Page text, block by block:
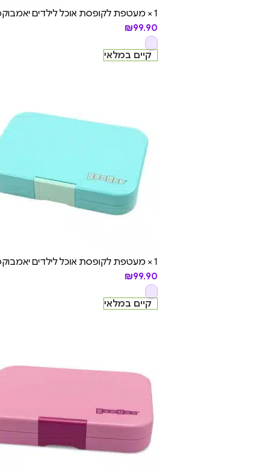
1 × מעטפת לקופסת אוכל לילדים יאמבוקס טאפאס – (רק החלק החיצוני) - Bali Aqua
₪99.90
קיים במלאי
1 × מעטפת לקופסת אוכל לילדים יאמבוקס טאפאס – (רק החלק החיצוני) - Antibes Blue
₪99.90
קיים במלאי